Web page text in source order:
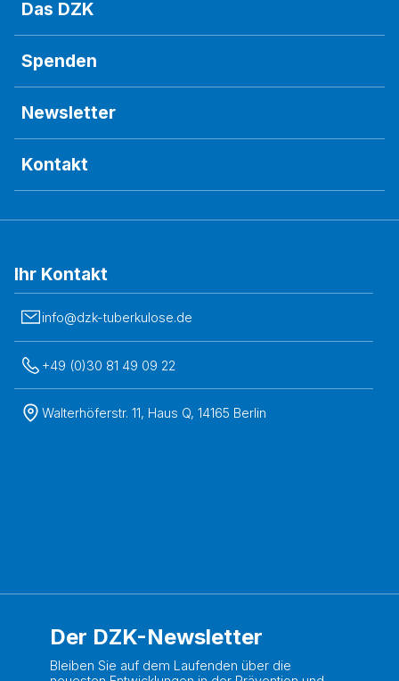
Das DZK
Spenden
Newsletter
Kontakt
Ihr Kontakt
info@dzk-tuberkulose.de
+49 (0)30 81 49 09 22
Walterhöferstr. 11, Haus Q, 14165 Berlin
Der DZK-Newsletter
Bleiben Sie auf dem Laufenden über die